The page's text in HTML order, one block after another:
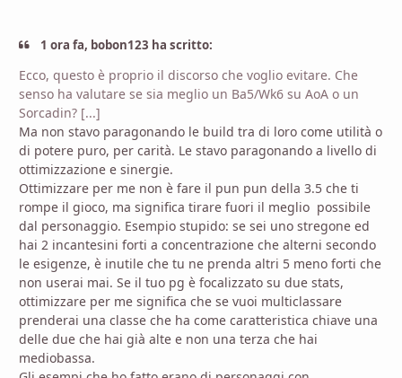
1 ora fa, bobon123 ha scritto:
Ecco, questo è proprio il discorso che voglio evitare. Che
senso ha valutare se sia meglio un Ba5/Wk6 su AoA o un
Sorcadin? [...]
Ma non stavo paragonando le build tra di loro come utilità o
di potere puro, per carità. Le stavo paragonando a livello di
ottimizzazione e sinergie.
Ottimizzare per me non è fare il pun pun della 3.5 che ti
rompe il gioco, ma significa tirare fuori il meglio possibile
dal personaggio. Esempio stupido: se sei uno stregone ed
hai 2 incantesini forti a concentrazione che alterni secondo
le esigenze, è inutile che tu ne prenda altri 5 meno forti che
non userai mai. Se il tuo pg è focalizzato su due stats,
ottimizzare per me significa che se vuoi multiclassare
prenderai una classe che ha come caratteristica chiave una
delle due che hai già alte e non una terza che hai
mediobassa.